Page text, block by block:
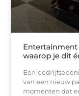
waarop je dit
Een
van een nieuw
momenten dat